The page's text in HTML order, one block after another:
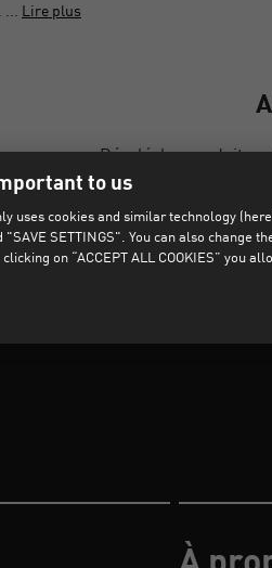
Lire plus
Désolé, les produits
commerce dans le cloud Accueil
À
to us
uses cookies and similar technology
"SAVE SETTINGS". You can also
clicking on “ACCEPT ALL COOKIES” you